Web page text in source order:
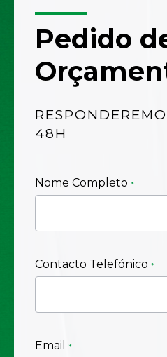
Pedido
48H
Nome Completo
Contacto Telefónico
Email